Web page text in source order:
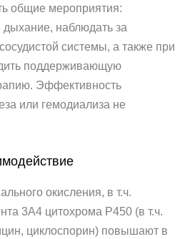
общие мероприятия:
дыхание, наблюдать за
системы, а также при
поддерживающую
Эффективность
или гемодиализа не
окисления, в т.ч.
3А4 цитохрома P450 (в т.ч.
циклоспорин) повышают в